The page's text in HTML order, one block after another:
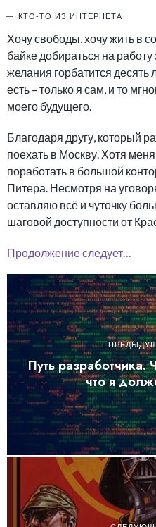
КТО-ТО ИЗ ИНТЕРНЕТА
Хочу свободы, хочу жить в
байке добираться на
желания горбатится десять
есть – только я сам, и то
моего будущего.
Благодаря другу, который
поехать в Москву. Хотя
поработать в большой
Питера. Несмотря на
оставляю всё и чуточку
шаговой доступности от
Продолжение следует…
Путь разработчика.
что я